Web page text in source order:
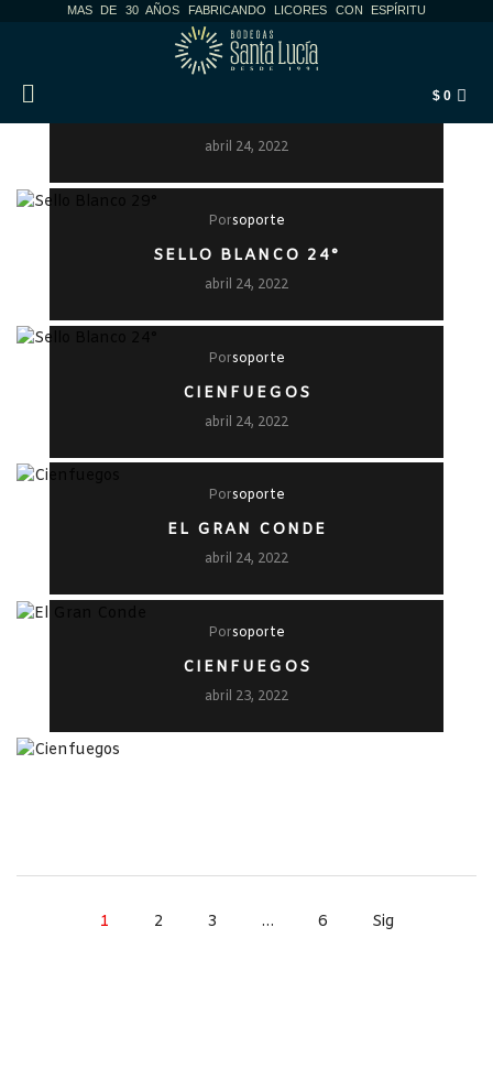
MAS DE 30 AÑOS FABRICANDO LICORES CON ESPÍRITU
$ 0
SELLO BLANCO 29°
abril 24, 2022
Porsoporte
SELLO BLANCO 24°
abril 24, 2022
Porsoporte
CIENFUEGOS
abril 24, 2022
Porsoporte
EL GRAN CONDE
abril 24, 2022
Porsoporte
CIENFUEGOS
abril 23, 2022
1 2 3 … 6 Sig